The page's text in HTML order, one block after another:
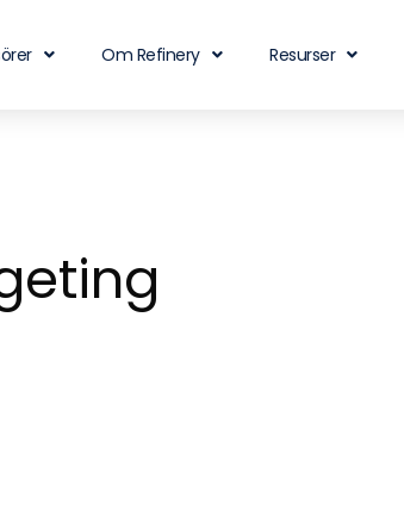
Om Refinery Resurser